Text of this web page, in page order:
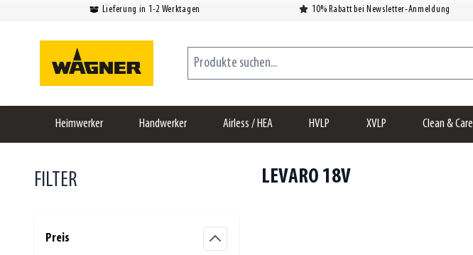
Lieferung in 1-2 Werktagen 10% Rabatt bei Newsletter-Anmeldung
Produkte suchen...
Heimwerker Handwerker Airless / HEA HVLP XVLP Clean & Care
FILTER
Preis
LEVARO 18V